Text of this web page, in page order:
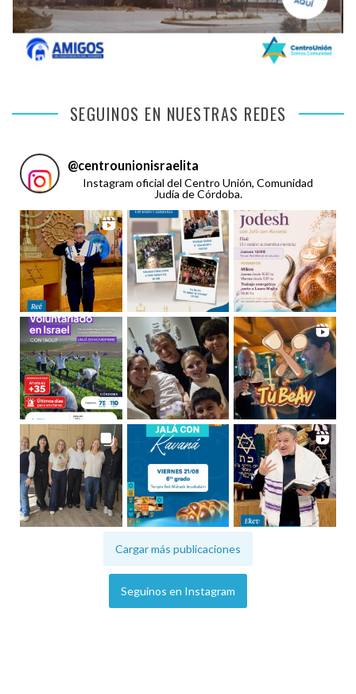
SEGUINOS EN NUESTRAS REDES
@centrounionisraelita
Instagram oficial del Centro Unión, Comunidad
Judía de Córdoba.
Cargar más publicaciones
Seguinos en Instagram